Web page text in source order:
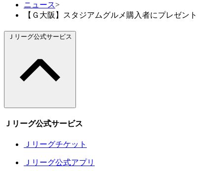
ニュース>
【Ｇ大阪】スタジアムグルメ購入者にプレゼント
Ｊリーグ公式サービス
Ｊリーグ公式サービス
Ｊリーグチケット
Ｊリーグ公式アプリ